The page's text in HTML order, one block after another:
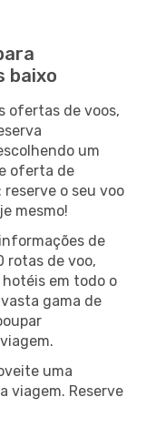
baixo
ofertas de voos,
um
oferta de
o seu voo
mesmo!
de
rotas de voo,
em todo o
gama de
uma
viagem. Reserve